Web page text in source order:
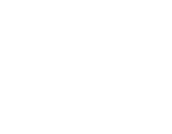
adelante
el once que perfila el Sevilla
Atlético